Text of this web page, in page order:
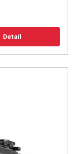
Detail